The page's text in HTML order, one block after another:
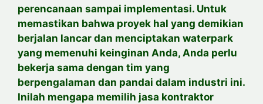
perencanaan sampai implementasi. Untuk
memastikan bahwa proyek hal yang demikian
berjalan lancar dan menciptakan waterpark
yang memenuhi keinginan Anda, Anda perlu
bekerja sama dengan tim yang
berpengalaman dan pandai dalam industri ini.
Inilah mengapa memilih jasa kontraktor